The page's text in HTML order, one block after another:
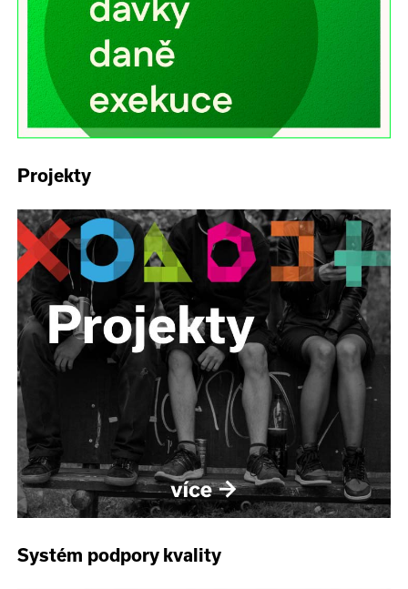
Projekty
Systém podpory kvality